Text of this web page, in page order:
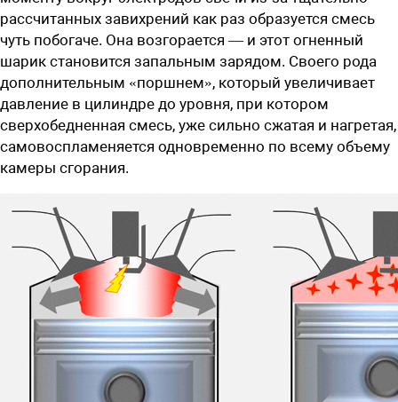
рассчитанных завихрений как раз образуется смесь
чуть побогаче. Она возгорается — и этот огненный
шарик становится запальным зарядом. Своего рода
дополнительным «поршнем», который увеличивает
давление в цилиндре до уровня, при котором
сверхобедненная смесь, уже сильно сжатая и нагретая,
самовоспламеняется одновременно по всему объему
камеры сгорания.